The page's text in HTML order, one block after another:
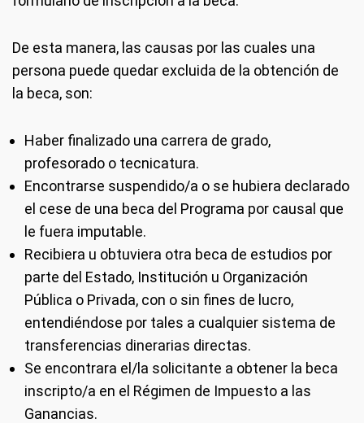
De esta manera, las causas por las cuales una
persona puede quedar excluida de la obtención de
la beca, son:
Haber finalizado una carrera de grado,
profesorado o tecnicatura.
Encontrarse suspendido/a o se hubiera declarado
el cese de una beca del Programa por causal que
le fuera imputable.
Recibiera u obtuviera otra beca de estudios por
parte del Estado, Institución u Organización
Pública o Privada, con o sin fines de lucro,
entendiéndose por tales a cualquier sistema de
transferencias dinerarias directas.
Se encontrara el/la solicitante a obtener la beca
inscripto/a en el Régimen de Impuesto a las
Ganancias.